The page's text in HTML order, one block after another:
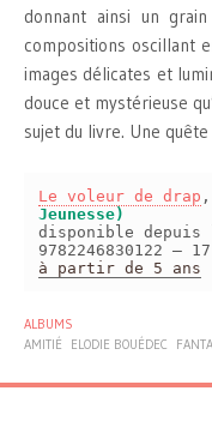
donnant ainsi un
compositions oscillant
images délicates et
douce et mystérieuse
sujet du livre. Une
Le voleur de drap
Jeunesse)
disponible depuis
9782246830122 –
à partir de 5 ans
ALBUMS
AMITIÉ
ELODIE BOUÉDEC